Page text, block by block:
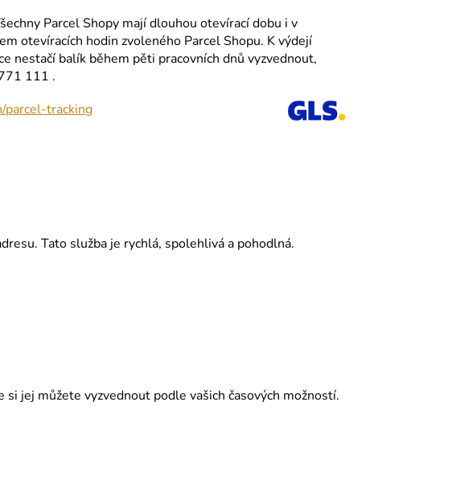
Parcel Shopy mají dlouhou otevírací dobu i v
otevíracích hodin zvoleného Parcel Shopu. K výdejí
nestačí balík během pěti pracovních dnů vyzvednout,
111 .
parcel-tracking
Tato služba je rychlá, spolehlivá a pohodlná.
jej můžete vyzvednout podle vašich časových možností.